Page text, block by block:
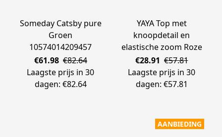
Someday Catsby pure
Groen
10574014209457
€61.98 €82.64
Laagste prijs in 30
dagen: €82.64
YAYA Top met
knoopdetail en
elastische zoom Roze
€28.91 €57.81
Laagste prijs in 30
dagen: €57.81
AANBIEDING